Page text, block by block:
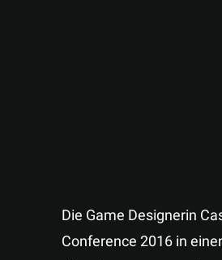
Die Game Designerin
Conference 2016 in